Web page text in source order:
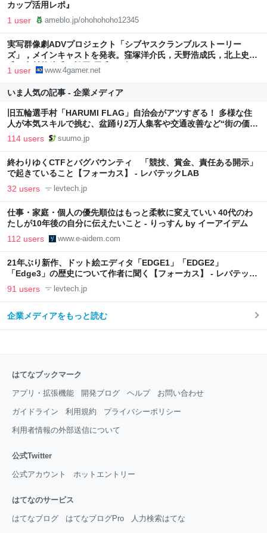
カップ活用レポ』
1 user ameblo.jp/ohohohoho12345
実写群像劇ADVプロジェクト「シブヤスクランブルストーリー
ズ」，メインキャストを発表。窪塚洋介氏，天野浩成氏，北上史欧
氏，中村悠斗氏，松田 優氏の5人に
1 user www.4gamer.net
いま人気の記事 - 企業メディア
旧五輪選手村「HARUMI FLAG」自治会がアツすぎる！ 多様な住
人が本気スキルで挑む、盆踊り2万人集客や交通改善など“街の価値
向上”戦略 東京・中央区
114 users suumo.jp
終わりゆくCTFとバグバウンティ 「競技、賞金、責任ある開示」
で起きていること【フォーカス】 - レバテックLAB
32 users levtech.jp
仕事・家庭・個人の優先順位はもっと柔軟に変えていい 40代のわ
たしが10年後の自分に伝えたいこと - りっすん by イーアイデム
112 users www.e-aidem.com
21年ぶり新作、ドット絵エディタ「EDGE1」「EDGE2」
「Edge3」の歴史について作者に聞く【フォーカス】 - レバテック
LAB
91 users levtech.jp
企業メディアをもっと読む
はてなブックマーク
アプリ・拡張機能 開発ブログ ヘルプ お問い合わせ
ガイドライン 利用規約 プライバシーポリシー
利用者情報の外部送信について
公式Twitter
公式アカウント ホットエントリー
はてなのサービス
はてなブログ はてなブログPro 人力検索はてな